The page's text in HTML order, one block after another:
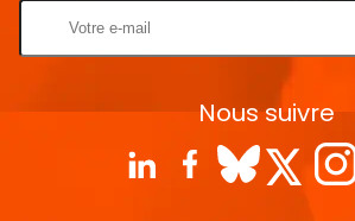
Nous suivre